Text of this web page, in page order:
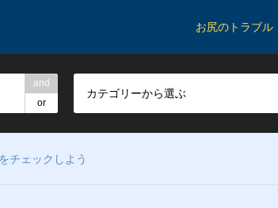
お尻のトラブル
and
or
カテゴリーから選ぶ
チェックしよう